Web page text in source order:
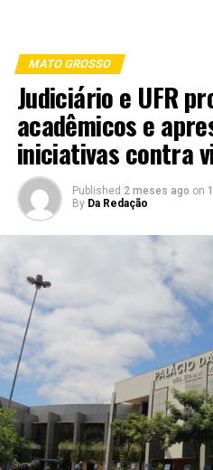
MATO GROSSO
Judiciário e UFR
acadêmicos e
iniciativas contra
Published 2 meses ago on
By Da Redação